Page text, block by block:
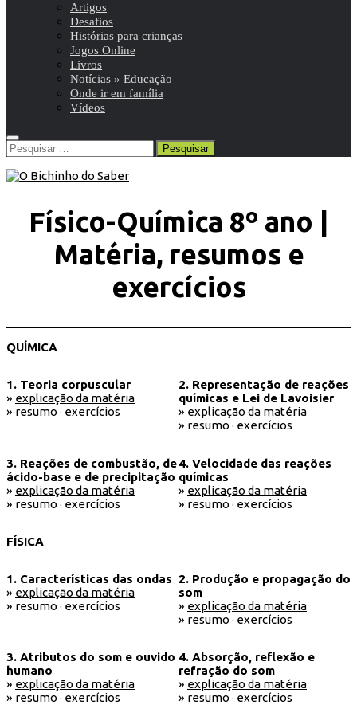
Artigos
Desafios
Histórias para crianças
Jogos Online
Livros
Notícias » Educação
Onde ir em família
Vídeos
Pesquisar
por:
Físico-Química 8º ano |
Matéria, resumos e
exercícios
QUÍMICA
1. Teoria corpuscular
» explicação da matéria
» resumo · exercícios
2. Representação de reações
químicas e Lei de Lavoisier
» explicação da matéria
» resumo · exercícios
3. Reações de combustão, de
ácido-base e de precipitação
» explicação da matéria
» resumo · exercícios
4. Velocidade das reações
químicas
» explicação da matéria
» resumo · exercícios
FÍSICA
1. Características das ondas
» explicação da matéria
» resumo · exercícios
2. Produção e propagação do
som
» explicação da matéria
» resumo · exercícios
3. Atributos do som e ouvido
humano
» explicação da matéria
» resumo · exercícios
4. Absorção, reflexão e
refração do som
» explicação da matéria
» resumo · exercícios